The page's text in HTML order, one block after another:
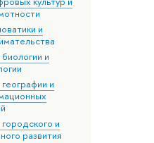
и
и
и
и
развития